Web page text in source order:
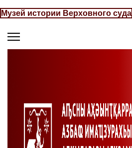
Музей истории Верховного суда